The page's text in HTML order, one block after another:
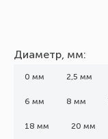
Диаметр, мм:
0 мм 2,5 мм
6 мм 8 мм
18 мм 20 мм